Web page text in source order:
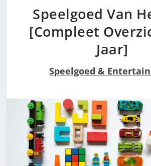
Speelgoed Van
[Compleet
Jaar]
Speelgoed &